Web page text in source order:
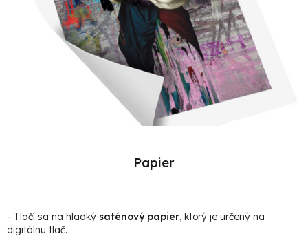
Papier
- Tlačí sa na hladký saténový papier, ktorý je určený na
digitálnu tlač.